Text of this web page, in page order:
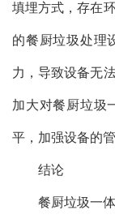
填埋方式，存在
的餐厨垃圾处理
力，导致设备无
加大对餐厨垃圾
平，加强设备的
结论
餐厨垃圾一